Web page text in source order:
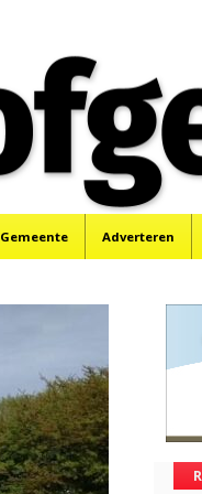
Gemeente Adverteren